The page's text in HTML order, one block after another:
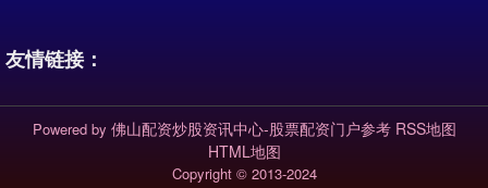
友情链接：
Powered by 佛山配资炒股资讯中心-股票配资门户参考 RSS地图
HTML地图
Copyright © 2013-2024